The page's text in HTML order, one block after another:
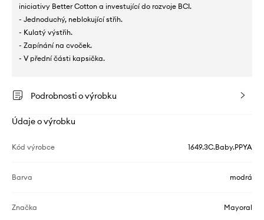
iniciativy Better Cotton a investující do rozvoje BCI.
- Jednoduchý, neblokující střih.
- Kulatý výstřih.
- Zapínání na cvoček.
- V přední části kapsička.
Podrobnosti o výrobku
Údaje o výrobku
Kód výrobce 1649.3C.Baby.PPYA
Barva modrá
Značka Mayoral